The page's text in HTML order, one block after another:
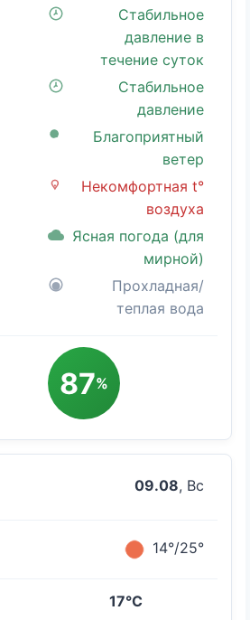
Стабильное
давление в
течение суток
Стабильное
давление
Благоприятный
ветер
Некомфортная t°
воздуха
Ясная погода (для
мирной)
Прохладная/
теплая вода
87%
09.08, Вс
14°/25°
17°C